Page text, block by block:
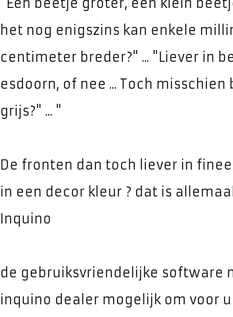
"Een beetje groter, een klein
het nog enigszins kan enkele
centimeter breder?" ... "Liever in
esdoorn, of nee ... Toch misschien
grijs?" ... "
De fronten dan toch liever in
in een decor kleur ? dat is
Inquino
de gebruiksvriendelijke software
inquino dealer mogelijk om voor